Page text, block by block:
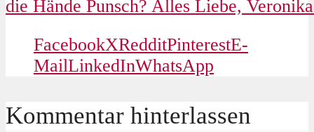
FacebookXRedditPinterestE-
MailLinkedInWhatsApp
Kommentar hinterlassen